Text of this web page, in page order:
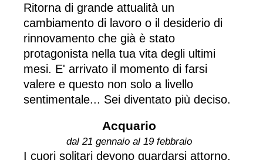
Ritorna di grande attualità un
cambiamento di lavoro o il desiderio di
rinnovamento che già è stato
protagonista nella tua vita degli ultimi
mesi. E' arrivato il momento di farsi
valere e questo non solo a livello
sentimentale... Sei diventato più deciso.
Acquario
dal 21 gennaio al 19 febbraio
I cuori solitari devono guardarsi attorno.